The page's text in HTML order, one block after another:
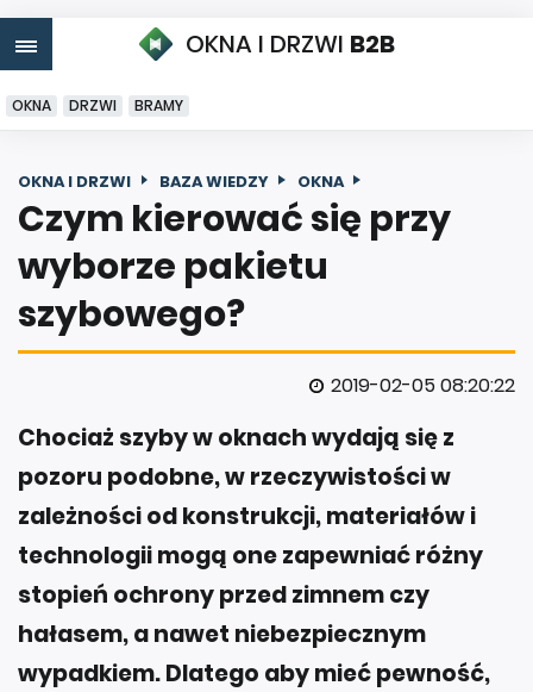
OKNA I DRZWI B2B
OKNA DRZWI BRAMY
OKNA I DRZWI BAZA WIEDZY OKNA
Czym kierować się przy
wyborze pakietu
szybowego?
2019-02-05 08:20:22
Chociaż szyby w oknach wydają się z
pozoru podobne, w rzeczywistości w
zależności od konstrukcji, materiałów i
technologii mogą one zapewniać różny
stopień ochrony przed zimnem czy
hałasem, a nawet niebezpiecznym
wypadkiem. Dlatego aby mieć pewność,